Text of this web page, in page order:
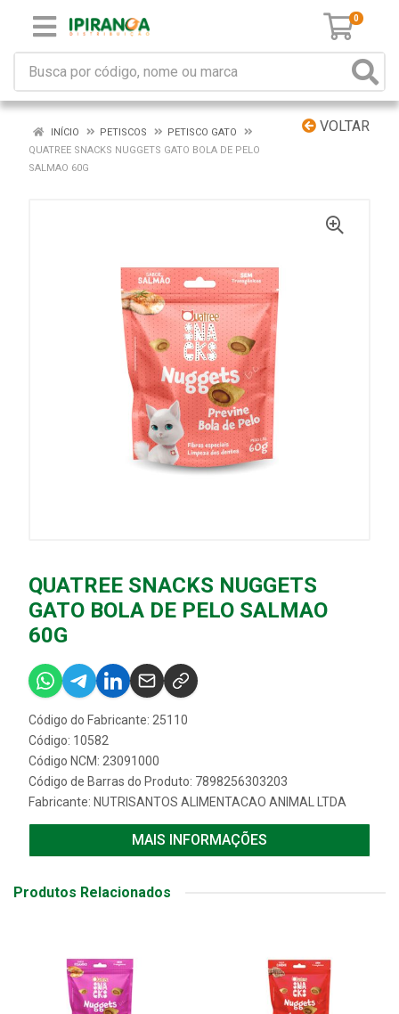
0
VOLTAR
INÍCIO PETISCOS
PETISCO GATO
QUATREE SNACKS NUGGETS GATO BOLA DE PELO
SALMAO 60G
QUATREE SNACKS NUGGETS
GATO BOLA DE PELO SALMAO
60G
Código do Fabricante: 25110
Código: 10582
Código NCM: 23091000
Código de Barras do Produto: 7898256303203
Fabricante: NUTRISANTOS ALIMENTACAO ANIMAL LTDA
MAIS INFORMAÇÕES
Produtos Relacionados